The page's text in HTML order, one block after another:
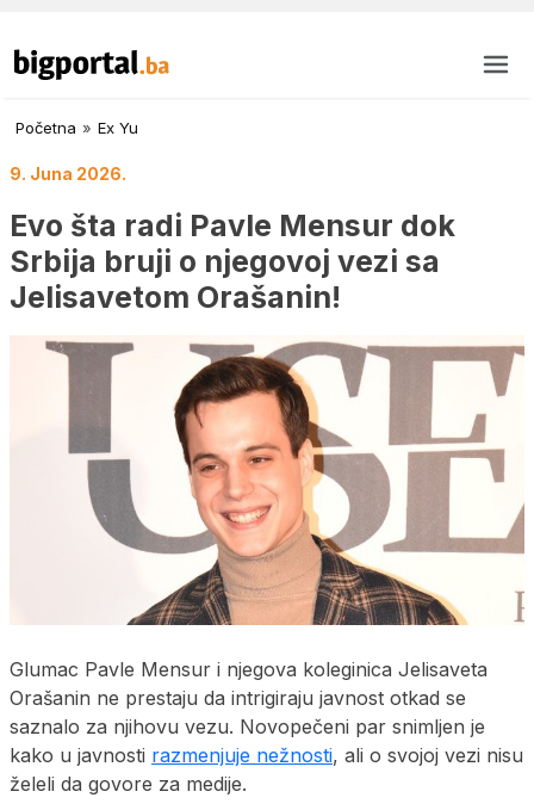
Početna » Ex Yu
9. Juna 2026.
Evo šta radi Pavle Mensur dok
Srbija bruji o njegovoj vezi sa
Jelisavetom Orašanin!
Glumac Pavle Mensur i njegova koleginica Jelisaveta
Orašanin ne prestaju da intrigiraju javnost otkad se
saznalo za njihovu vezu. Novopečeni par snimljen je
kako u javnosti razmenjuje nežnosti, ali o svojoj vezi nisu
želeli da govore za medije.